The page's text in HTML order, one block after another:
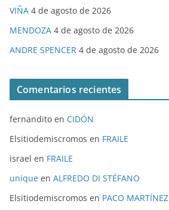
VIÑA 4 de agosto de 2026
MENDOZA 4 de agosto de 2026
ANDRE SPENCER 4 de agosto de 2026
Comentarios recientes
fernandito en CIDÓN
Elsitiodemiscromos en FRAILE
israel en FRAILE
unique en ALFREDO DI STÉFANO
Elsitiodemiscromos en PACO MARTÍNEZ